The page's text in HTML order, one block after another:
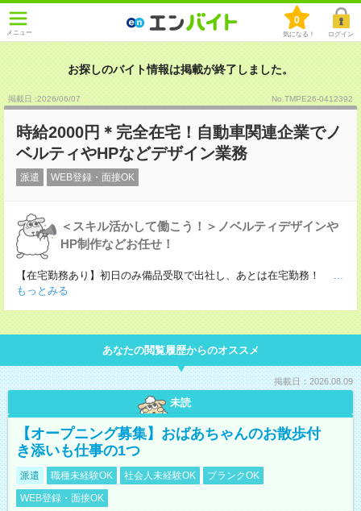
メニュー
0
気になる！ ログイン
お探しのバイト情報は掲載が終了しました。
掲載日 :2026/06/07 No.TMPE26-0412392
時給2000円＊完全在宅！自動車関連企業でノ
ベルティやHPなどデザイン業務
派遣 WEB登録・面接OK
＜スキル活かして働こう！＞ノベルティデザインや
HP制作などお任せ！
【在宅勤務あり】初日のみ備品受取で出社し、あとは在宅勤務！
...
もっとみる
あなたの閲覧履歴からのオススメ
掲載日：2026.08.09
未読
【オープニング募集】おばあちゃんのお散歩付
き添いも仕事の1つ
派遣 職種未経験OK 社会人未経験OK
ブランクOK
WEB登録・面接OK